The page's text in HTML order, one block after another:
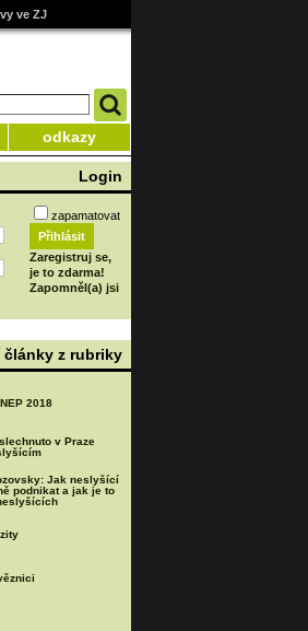
ve ZJ
odkazy
Login
zapamatovat
Zaregistruj se,
je to zdarma!
Zapomněl(a) jsi
z rubriky
2018
v Praze
Jak neslyšící
podnikat a jak je to